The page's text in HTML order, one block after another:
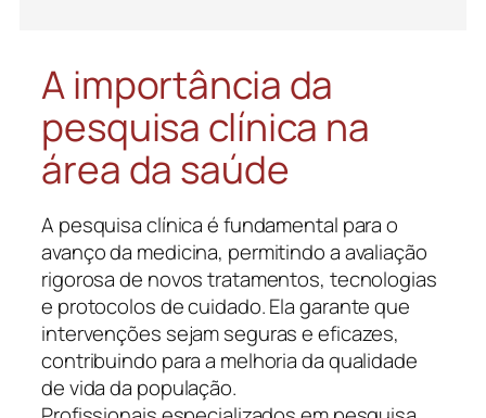
A importância da
pesquisa clínica na
área da saúde
A pesquisa clínica é fundamental para o
avanço da medicina, permitindo a avaliação
rigorosa de novos tratamentos, tecnologias
e protocolos de cuidado. Ela garante que
intervenções sejam seguras e eficazes,
contribuindo para a melhoria da qualidade
de vida da população.